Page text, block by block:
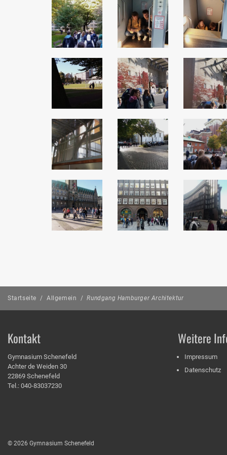
Startseite / Allgemein /Rundgang Hamburger Architektur
Kontakt
Gymnasium Schenefeld
Achter de Weiden 30
22869 Schenefeld
Tel.: 040-83037230
Weitere
Impressum
Datenschutz
© 2026 Gymnasium Schenefeld